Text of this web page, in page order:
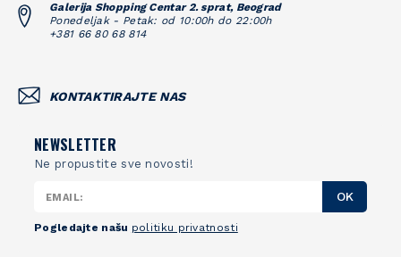
Galerija Shopping Centar 2. sprat, Beograd
Ponedeljak - Petak: od 10:00h do 22:00h
+381 66 80 68 814
KONTAKTIRAJTE NAS
NEWSLETTER
Ne propustite sve novosti!
OK
Pogledajte našu politiku privatnosti